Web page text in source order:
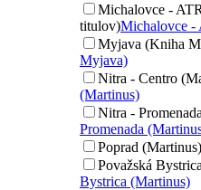
Michalovce -
titulov)Michalovce -
Myjava (Kniha
Myjava)
Nitra - Centro
(Martinus)
Nitra -
Promenada
Poprad
Považská
Bystrica (Martinus)